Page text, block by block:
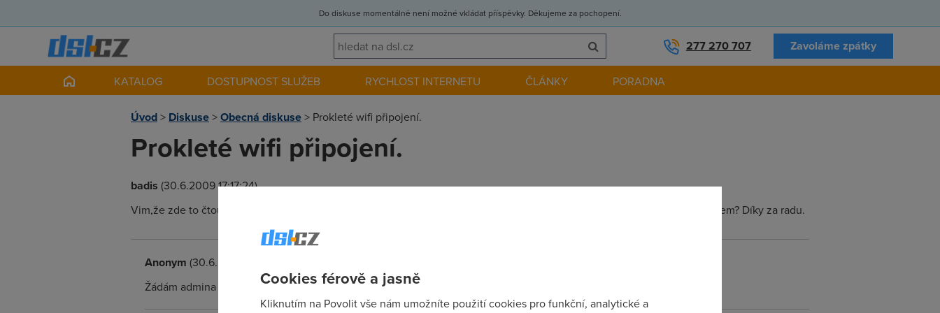
Do diskuse momentálně není možné vkládat příspěvky. Děkujeme za pochopení.
277 270 707 Zavoláme zpátky
KATALOG DOSTUPNOST SLUŽEB RYCHLOST INTERNETU ČLÁNKY PORADNA
Úvod> Diskuse>Obecná diskuse> Prokleté wifi připojení.
Prokleté wifi připojení.
badis (30.6.2009 17:17:24)
Vim,že zde to čtou machři,kteří tomuto problému rozumějí. Prosím o radu,jak se připojím na wifinu,která je chráněná heslem? Díky za radu.
Anonym (30.6.2009 17:43:40)
Žádám admina o smazání!!!!!!!!!!!!!!!!!!!!!!!!!!!!§§§§§§§§§§§§
Cookies férově a jasně
Kliknutím na Povolit vše nám umožníte použití cookies pro funkční, analytické a